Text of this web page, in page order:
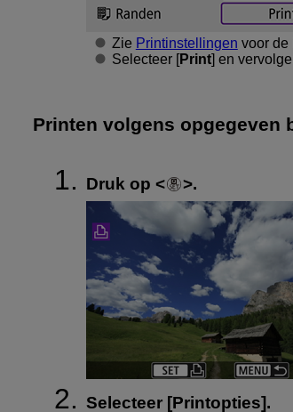
Zie Printinstellingen voor de
Selecteer [Print] en
Printen volgens opgegeven
Druk op .
Selecteer [Printopties].